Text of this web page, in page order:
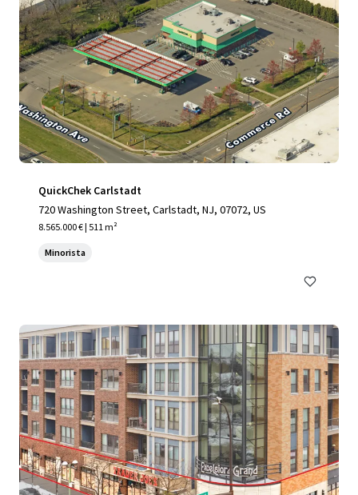
QuickChek Carlstadt
720 Washington Street, Carlstadt, NJ, 07072, US
8.565.000 € | 511 m²
Minorista